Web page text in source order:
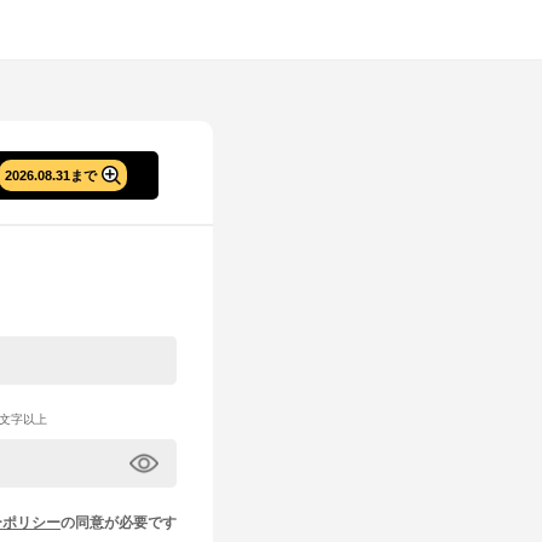
2026.08.31まで
字以上
リシーの同意が必要です